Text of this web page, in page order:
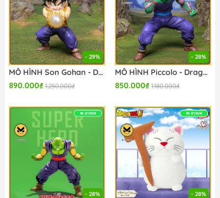
- 29%
MÔ HÌNH Son Gohan - Dragon Ball Z - Ichiban Kuji - Ichiban Kuji Dragon Ball Spectacle Battle (B Prize) - Masterlise (Bandai Spirits) FIGURE CHÍNH HÃNG
890.000₫ 1.250.000₫
- 28%
MÔ HÌNH Piccolo - Dragon Ball Z - Ichiban Kuji - Ichiban Kuji Dragon Ball Spectacle Battle (C Prize) - Masterlise (Bandai Spirits) FIGURE CHÍNH HÃNG
850.000₫ 1.180.000₫
- 28% - 28%